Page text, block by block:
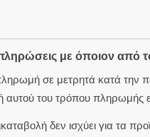
με όποιον από
σε μετρητά κατά την
του τρόπου πληρωμής
δεν ισχύει για τα